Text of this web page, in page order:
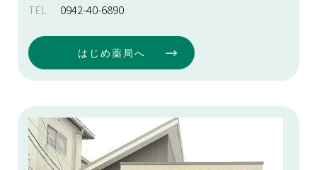
TEL
0942-40-6890
はじめ薬局へ